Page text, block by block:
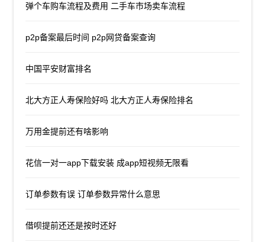
弹个车购车流程及费用 二手车市场卖车流程
p2p备案最后时间 p2p网贷备案查询
中国平安财富排名
北大方正人寿保险好吗 北大方正人寿保险排名
万用金提前还有啥影响
花信一对一app下载安装 成app短视频无限看
订单参数有误 订单参数异常什么意思
借呗提前还还是按时还好